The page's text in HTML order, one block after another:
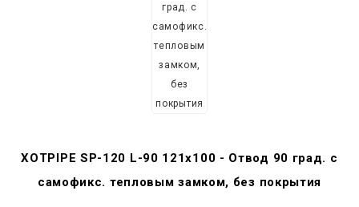
XOTPIPE SP-120 L-90 121x100 - Отвод 90 град. c
самофикс. тепловым замком, без покрытия